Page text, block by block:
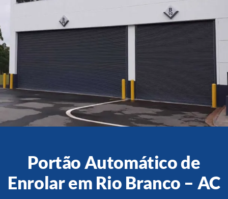
Automatizadores
Acessórios Para Portas de
Enrolar
Pintura eletrostática
Portfólio
Contato
Acessórios
Portão Automático de
Enrolar em Rio Branco – AC